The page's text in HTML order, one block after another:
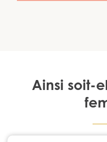
Ainsi soit-